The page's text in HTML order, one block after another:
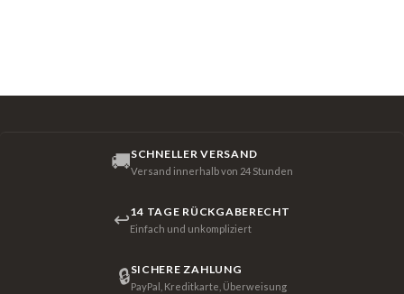
🚚SCHNELLER VERSAND
Versand innerhalb von 24 Stunden
↩14 TAGE RÜCKGABERECHT
Einfach und unkompliziert
🔒SICHERE ZAHLUNG
PayPal, Kreditkarte, Überweisung